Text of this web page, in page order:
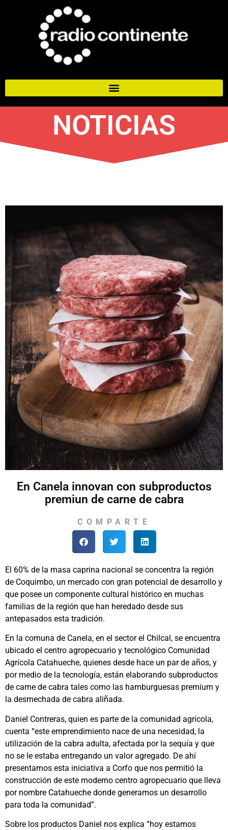
NOTICIAS
En Canela innovan con subproductos
premiun de carne de cabra
COMPARTE
El 60% de la masa caprina nacional se concentra la región
de Coquimbo, un mercado con gran potencial de desarrollo y
que posee un componente cultural histórico en muchas
familias de la región que han heredado desde sus
antepasados esta tradición.
En la comuna de Canela, en el sector el Chilcal, se encuentra
ubicado el centro agropecuario y tecnológico Comunidad
Agrícola Catahueche, quienes desde hace un par de años, y
por medio de la tecnología, están elaborando subproductos
de carne de cabra tales como las hamburguesas premium y
la desmechada de cabra aliñada.
Daniel Contreras, quien es parte de la comunidad agrícola,
cuenta “este emprendimiento nace de una necesidad, la
utilización de la cabra adulta, afectada por la sequía y que
no se le estaba entregando un valor agregado. De ahí
presentamos esta iniciativa a Corfo que nos permitió la
construcción de este moderno centro agropecuario que lleva
por nombre Catahueche donde generamos un desarrollo
para toda la comunidad”.
Sobre los productos Daniel nos explica “hoy estamos